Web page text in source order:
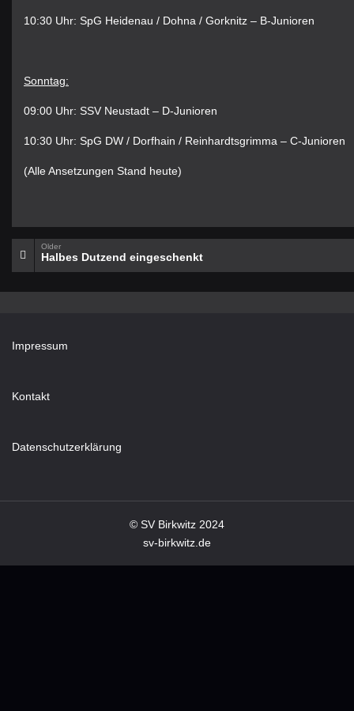
10:30 Uhr: SpG Heidenau / Dohna / Gorknitz – B-Junioren
Sonntag:
09:00 Uhr: SSV Neustadt – D-Junioren
10:30 Uhr: SpG DW / Dorfhain / Reinhardtsgrimma – C-Junioren
(Alle Ansetzungen Stand heute)
Older
Halbes Dutzend eingeschenkt
Impressum
Kontakt
Datenschutzerklärung
© SV Birkwitz 2024
sv-birkwitz.de